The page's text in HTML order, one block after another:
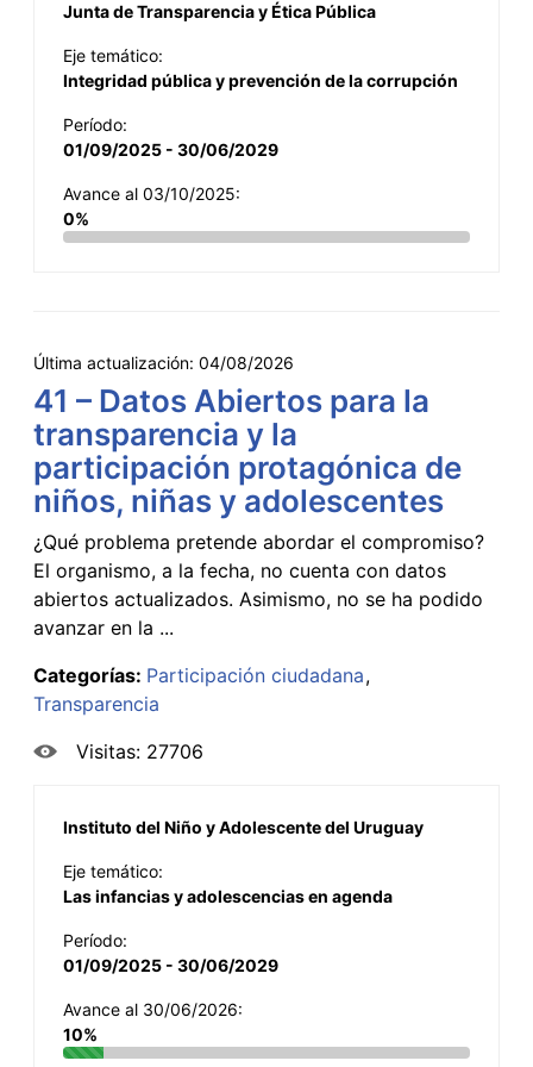
Junta de Transparencia y Ética Pública
Eje temático:
Integridad pública y prevención de la corrupción
Período:
01/09/2025 - 30/06/2029
Avance al 03/10/2025:
0%
Última actualización: 04/08/2026
41 – Datos Abiertos para la
transparencia y la
participación protagónica de
niños, niñas y adolescentes
¿Qué problema pretende abordar el compromiso?
El organismo, a la fecha, no cuenta con datos
abiertos actualizados. Asimismo, no se ha podido
avanzar en la ...
Categorías: Participación ciudadana
Transparencia
Visitas: 27706
Instituto del Niño y Adolescente del Uruguay
Eje temático:
Las infancias y adolescencias en agenda
Período:
01/09/2025 - 30/06/2029
Avance al 30/06/2026:
10%